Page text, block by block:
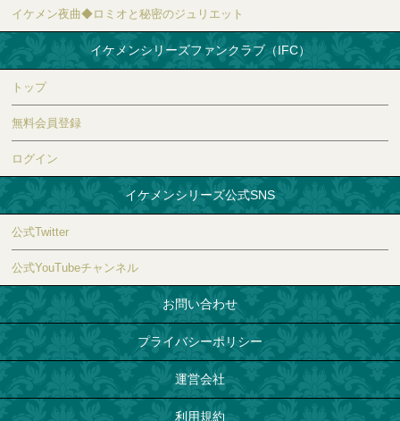
イケメン夜曲◆ロミオと秘密のジュリエット
イケメンシリーズファンクラブ（IFC）
トップ
無料会員登録
ログイン
イケメンシリーズ公式SNS
公式Twitter
公式YouTubeチャンネル
お問い合わせ
プライバシーポリシー
運営会社
利用規約